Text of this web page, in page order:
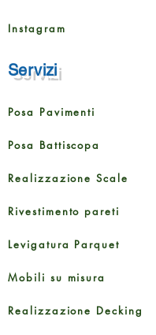
Instagram
Servizi
Posa Pavimenti
Posa Battiscopa
Realizzazione Scale
Rivestimento pareti
Levigatura Parquet
Mobili su misura
Realizzazione Decking